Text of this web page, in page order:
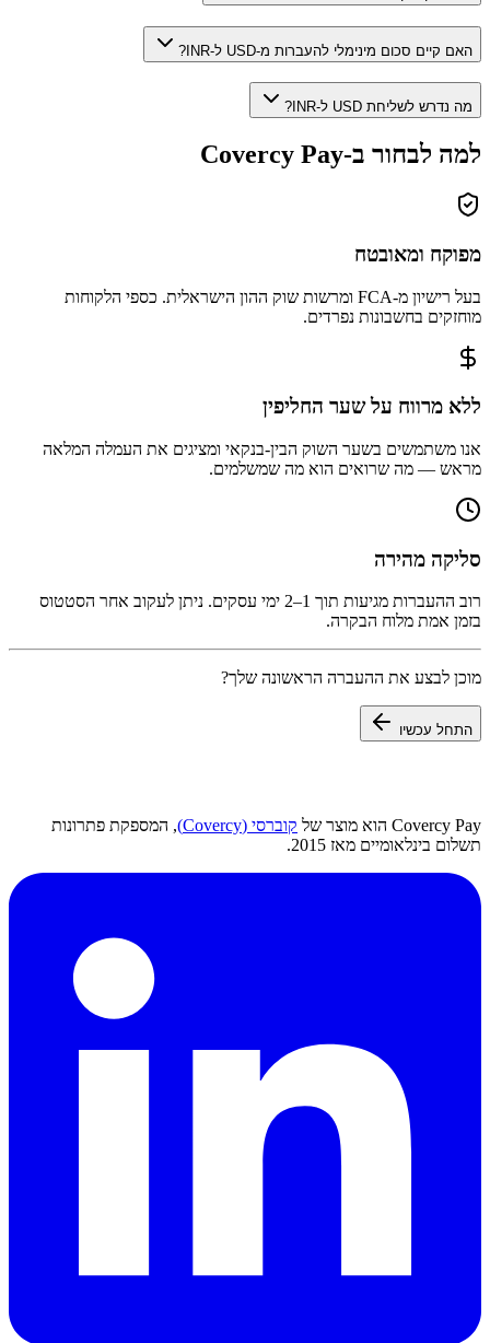
האם קיים סכום מינימלי להעברות מ-USD ל-INR?
מה נדרש לשליחת USD ל-INR?
למה לבחור ב-Covercy Pay
מפוקח ומאובטח
בעל רישיון מ-FCA ומרשות שוק ההון הישראלית. כספי הלקוחות
מוחזקים בחשבונות נפרדים.
ללא מרווח על שער החליפין
אנו משתמשים בשער השוק הבין-בנקאי ומציגים את העמלה המלאה
מראש — מה שרואים הוא מה שמשלמים.
סליקה מהירה
רוב ההעברות מגיעות תוך 1–2 ימי עסקים. ניתן לעקוב אחר הסטטוס
בזמן אמת מלוח הבקרה.
מוכן לבצע את ההעברה הראשונה שלך?
התחל עכשיו
Covercy Pay הוא מוצר של קוברסי (Covercy)
, המספקת פתרונות
תשלום בינלאומיים מאז 2015.